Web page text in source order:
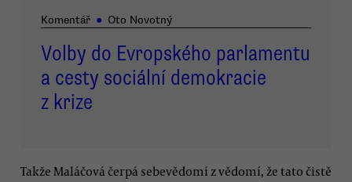
Komentář ● Oto Novotný
Volby do Evropského parlamentu
a cesty sociální demokracie
z krize
Takže Maláčová čerpá sebevědomí z vědomí, že tato čistě